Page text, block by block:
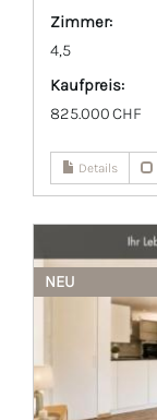
Zimmer:
4,5
Kaufpreis:
825.000 CHF
Details
NEU